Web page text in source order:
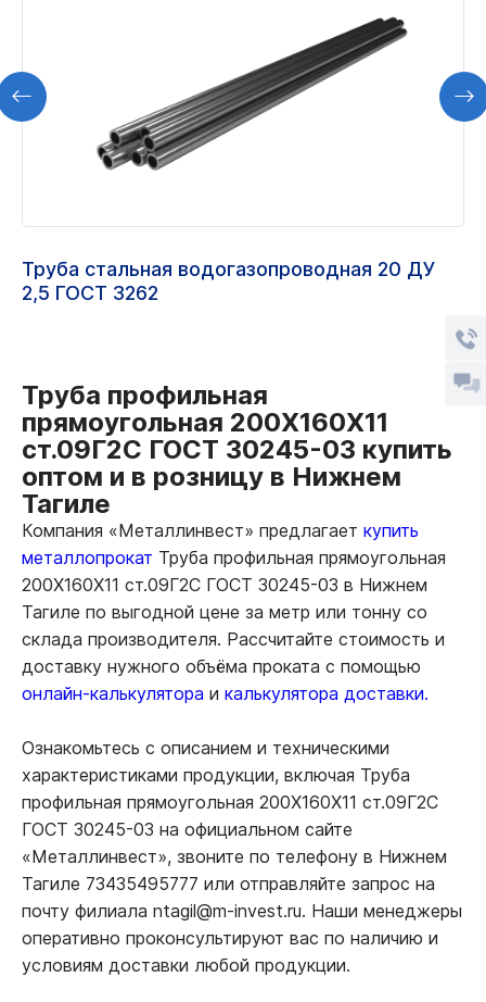
Труба стальная водогазопроводная 20 ДУ
2,5 ГОСТ 3262
Труба профильная
прямоугольная 200Х160Х11
ст.09Г2С ГОСТ 30245-03 купить
оптом и в розницу в Нижнем
Тагиле
Компания «Металлинвест» предлагает купить
металлопрокат Труба профильная прямоугольная
200Х160Х11 ст.09Г2С ГОСТ 30245-03 в Нижнем
Тагиле по выгодной цене за метр или тонну со
склада производителя. Рассчитайте стоимость и
доставку нужного объёма проката с помощью
онлайн-калькулятора и калькулятора доставки.
Ознакомьтесь с описанием и техническими
характеристиками продукции, включая Труба
профильная прямоугольная 200Х160Х11 ст.09Г2С
ГОСТ 30245-03 на официальном сайте
«Металлинвест», звоните по телефону в Нижнем
Тагиле 73435495777 или отправляйте запрос на
почту филиала ntagil@m-invest.ru. Наши менеджеры
оперативно проконсультируют вас по наличию и
условиям доставки любой продукции.